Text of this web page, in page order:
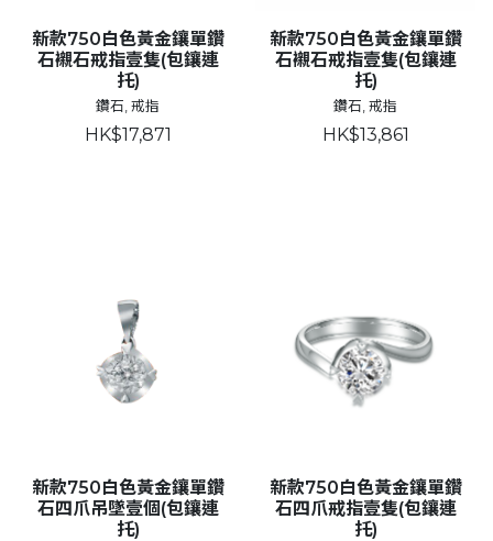
新款750白色黃金鑲單鑽
石襯石戒指壹隻(包鑲連
托)
鑽石, 戒指
HK$17,871
新款750白色黃金鑲單鑽
石襯石戒指壹隻(包鑲連
托)
鑽石, 戒指
HK$13,861
新款750白色黃金鑲單鑽
石四爪吊墜壹個(包鑲連
托)
新款750白色黃金鑲單鑽
石四爪戒指壹隻(包鑲連
托)